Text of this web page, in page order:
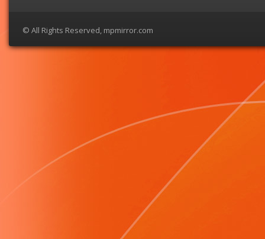
© All Rights Reserved, mpmirror.com